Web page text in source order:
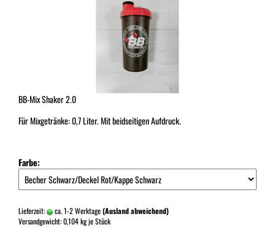
BB-Mix Shaker 2.0
Für Mixgetränke: 0,7 Liter. Mit beidseitigen Aufdruck.
Farbe:
Lieferzeit: ca. 1-2 Werktage(Ausland abweichend)
Versandgewicht:0,104kg je Stück